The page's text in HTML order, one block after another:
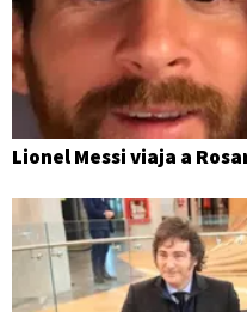
Lionel Messi viaja a